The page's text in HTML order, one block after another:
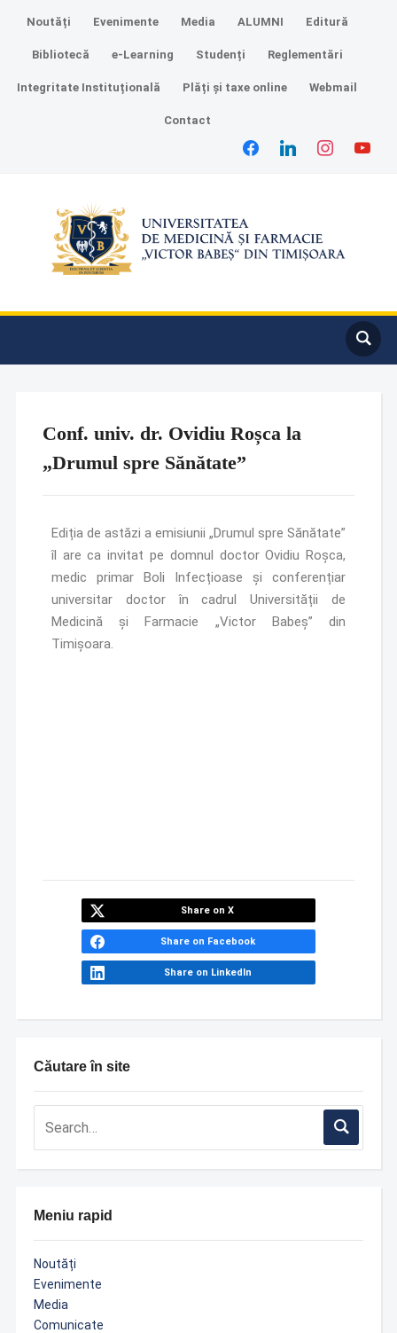
Noutăți Evenimente Media ALUMNI Editură
Bibliotecă e-Learning Studenți Reglementări
Integritate Instituțională Plăți și taxe online Webmail
Contact
Căutare în site
Meniu rapid
Noutăți
Evenimente
Media
Comunicate
Conf. univ. dr. Ovidiu Roșca la
„Drumul spre Sănătate”
Ediția de astăzi a emisiunii „Drumul spre Sănătate”
îl are ca invitat pe domnul doctor Ovidiu Roșca,
medic primar Boli Infecțioase și conferențiar
universitar doctor în cadrul Universității de
Medicină și Farmacie „Victor Babeș” din
Timișoara.
Share on X
Share on Facebook
Share on LinkedIn